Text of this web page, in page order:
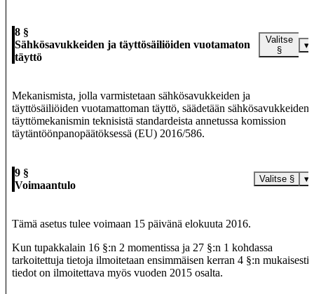
8 §
Sähkösavukkeiden ja täyttösäiliöiden vuotamaton
täyttö
Valitse
§
▾
Mekanismista, jolla varmistetaan sähkösavukkeiden ja
täyttösäiliöiden vuotamattoman täyttö, säädetään sähkösavukkeiden
täyttömekanismin teknisistä standardeista annetussa komission
täytäntöönpanopäätöksessä (EU) 2016/586.
9 §
Voimaantulo
Valitse § ▾
Tämä asetus tulee voimaan 15 päivänä elokuuta 2016.
Kun tupakkalain 16 §:n 2 momentissa ja 27 §:n 1 kohdassa
tarkoitettuja tietoja ilmoitetaan ensimmäisen kerran 4 §:n mukaisesti,
tiedot on ilmoitettava myös vuoden 2015 osalta.